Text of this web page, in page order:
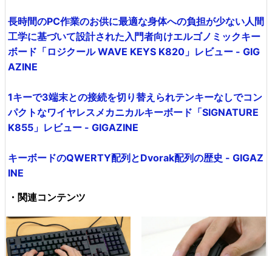
長時間のPC作業のお供に最適な身体への負担が少ない人間
工学に基づいて設計された入門者向けエルゴノミックキー
ボード「ロジクール WAVE KEYS K820」レビュー - GIG
AZINE
1キーで3端末との接続を切り替えられテンキーなしでコン
パクトなワイヤレスメカニカルキーボード「SIGNATURE
K855」レビュー - GIGAZINE
キーボードのQWERTY配列とDvorak配列の歴史 - GIGAZ
INE
・関連コンテンツ